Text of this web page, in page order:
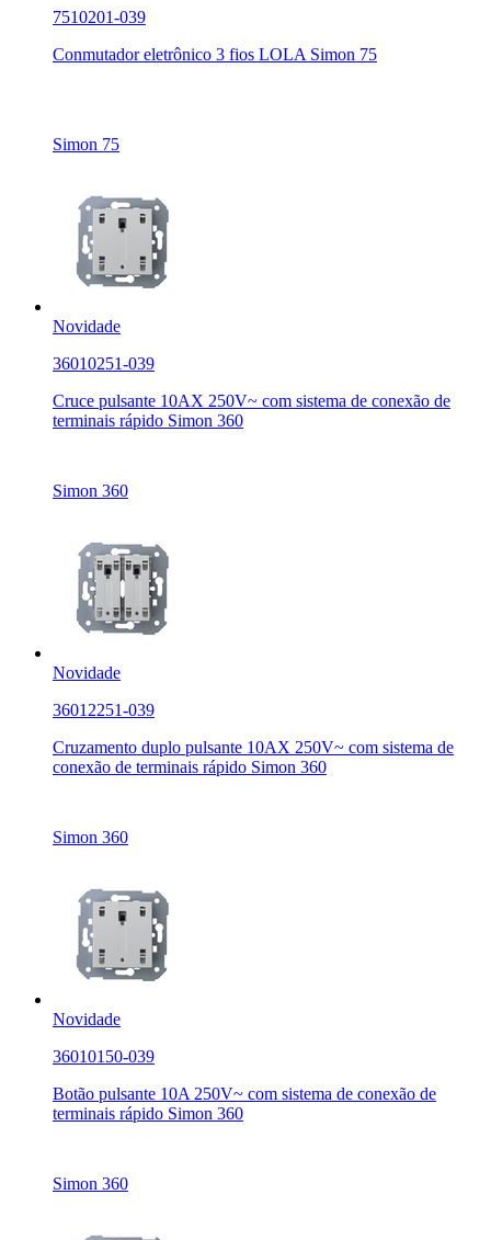
7510201-039
Conmutador eletrônico 3 fios LOLA Simon 75
Simon 75
Novidade
36010251-039
Cruce pulsante 10AX 250V~ com sistema de conexão de
terminais rápido Simon 360
Simon 360
Novidade
36012251-039
Cruzamento duplo pulsante 10AX 250V~ com sistema de
conexão de terminais rápido Simon 360
Simon 360
Novidade
36010150-039
Botão pulsante 10A 250V~ com sistema de conexão de
terminais rápido Simon 360
Simon 360